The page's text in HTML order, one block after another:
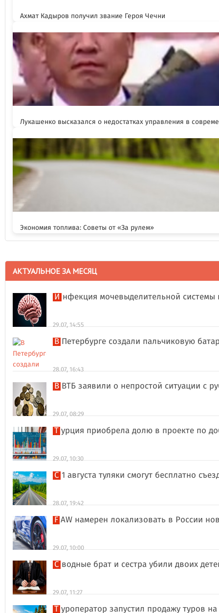
Ахмат Кадыров получил звание Героя Чечни
Лукашенко высказался о недостатках управления в
Экономия топлива: Советы от «За рулем»
АКТУАЛЬНОЕ ЗА МЕСЯЦ
Инфекция мочевыделительной
29.07, 14:55
В Петербурге создали пальчиковую
28.07, 16:43
В ВТБ заявили о непростой ситуации с
29.07, 08:29
Турция приобрела долю в проекте по
29.07, 10:30
С 1 августа туляки смогут бесплатно
28.07, 19:42
FAW намерен локализовать в России
29.07, 10:00
Сводные брат и сестра убили двоих
29.07, 11:27
Туроператор запустил продажу туров